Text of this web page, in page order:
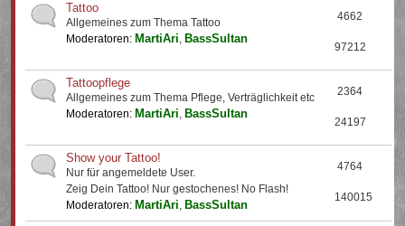
Tattoo
Allgemeines zum Thema Tattoo
Moderatoren: MartiAri, BassSultan
4662
97212
Tattoopflege
Allgemeines zum Thema Pflege, Verträglichkeit etc
Moderatoren: MartiAri, BassSultan
2364
24197
Show your Tattoo!
Nur für angemeldete User.
Zeig Dein Tattoo! Nur gestochenes! No Flash!
Moderatoren: MartiAri, BassSultan
4764
140015